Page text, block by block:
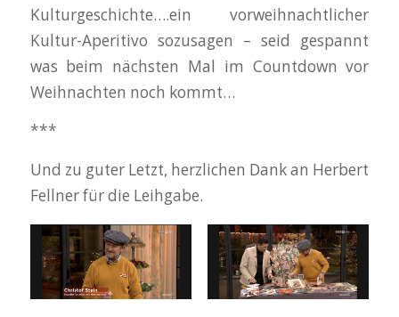
Kulturgeschichte….ein vorweihnachtlicher
Kultur-Aperitivo sozusagen – seid gespannt
was beim nächsten Mal im Countdown vor
Weihnachten noch kommt…
***
Und zu guter Letzt, herzlichen Dank an Herbert
Fellner für die Leihgabe.